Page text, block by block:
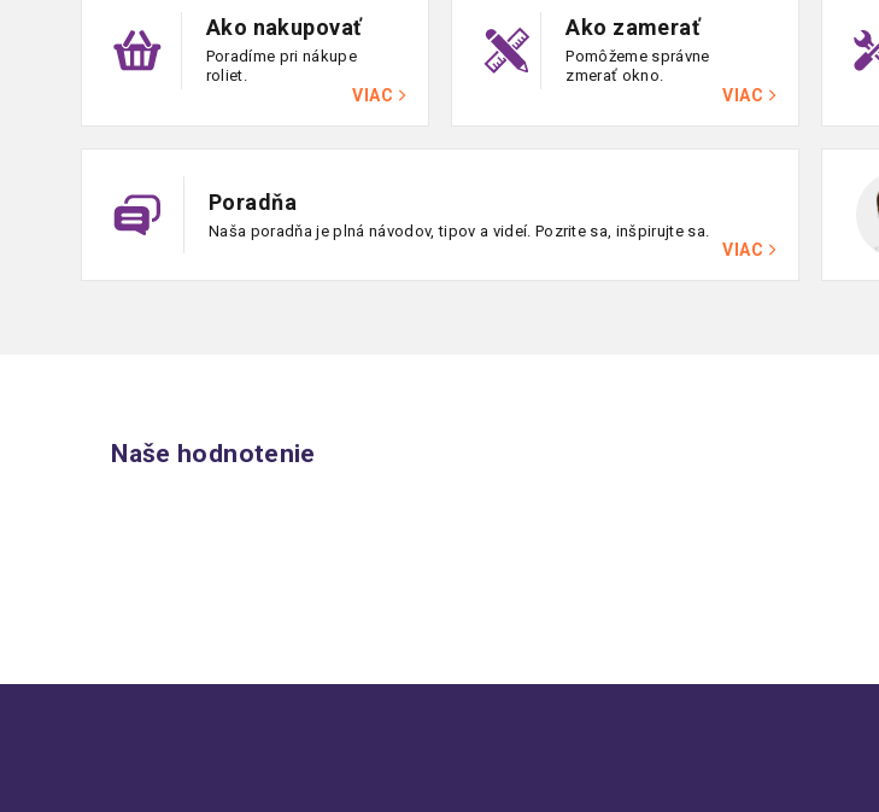
Ako nakupovať
Poradíme pri nákupe
roliet.
VIAC
Ako zamerať
Pomôžeme správne
zmerať okno.
VIAC
Poradňa
Naša poradňa je plná návodov, tipov a videí. Pozrite sa, inšpirujte sa.
VIAC
Naše hodnotenie